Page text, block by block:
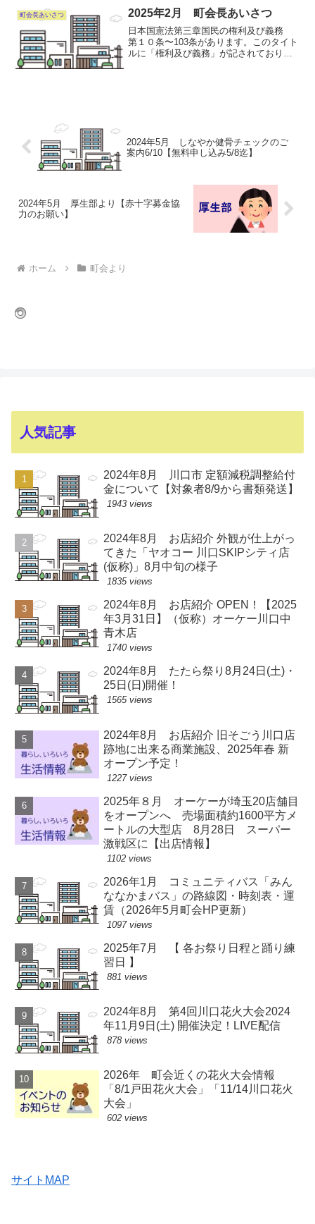
いただき、じっくり...
町会長あいさつ 2025年2月 町会長あいさつ
日本国憲法第三章国民の権利及び義務
第１０条〜103条があります。このタイト
ルに「権利及び義務」が記されておりま
2024年5月 しなやか健骨チェックのご
案内6/10【無料申し込み5/8迄】
2024年5月 厚生部より【赤十字募金協
力のお願い】
ホーム 町会より
人気記事
2024年8月 川口市 定額減税調整給付
金について【対象者8/9から書類発送】
1943 views
2024年8月 お店紹介 外観が仕上がっ
てきた「ヤオコー 川口SKIPシティ店
(仮称)」8月中旬の様子
1835 views
2024年8月 お店紹介 OPEN！【2025
年3月31日】（仮称）オーケー川口中
青木店
1740 views
2024年8月 たたら祭り8月24日(土)・
25日(日)開催！
1565 views
2024年8月 お店紹介 旧そごう川口店
跡地に出来る商業施設、2025年春 新
オープン予定！
1227 views
2025年８月 オーケーが埼玉20店舗目
をオープンへ 売場面積約1600平方メ
ートルの大型店 8月28日 スーパー
激戦区に【出店情報】
1102 views
2026年1月 コミュニティバス「みん
ななかまバス」の路線図・時刻表・運
賃（2026年5月町会HP更新）
1097 views
2025年7月 【 各お祭り日程と踊り練
習日 】
881 views
2024年8月 第4回川口花火大会2024
年11月9日(土) 開催決定！LIVE配信
878 views
2026年 町会近くの花火大会情報
「8/1戸田花火大会」「11/14川口花火
大会」
602 views
サイトMAP